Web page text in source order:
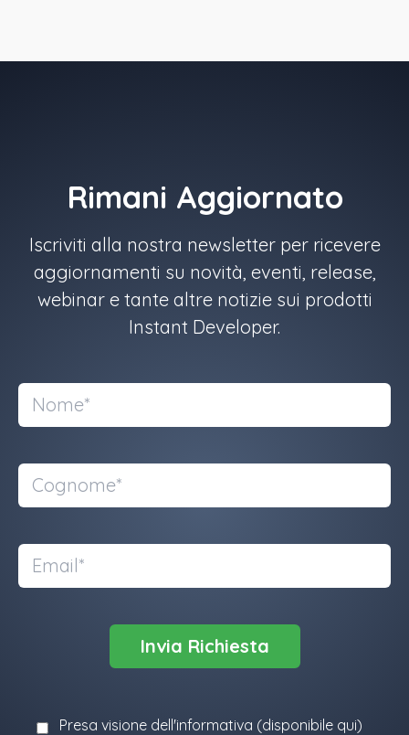
Rimani Aggiornato
Iscriviti alla nostra newsletter per ricevere
aggiornamenti su novità, eventi, release,
webinar e tante altre notizie sui prodotti
Instant Developer.
Presa visione dell'informativa (disponibile qui)